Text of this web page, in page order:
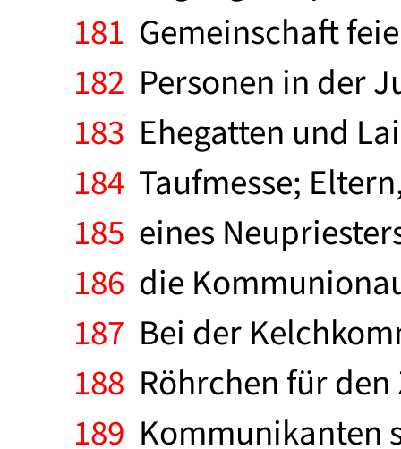
181 Gemeinschaft
182 Personen in der
183 Ehegatten und
184 Taufmesse;
185 eines
186 die
187 Bei der
188 Röhrchen für
189 Kommunikanten